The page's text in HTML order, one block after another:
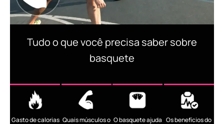
Tudo o que você precisa saber sobre
basquete
Gasto de calorias Quais músculos o O basquete ajuda Os benefícios do